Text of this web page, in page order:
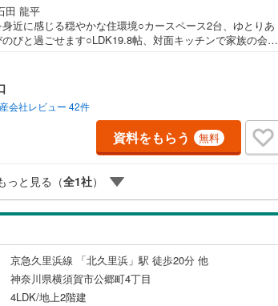
田 龍平
近に感じる穏やかな住環境○カースペース2台、ゆとりあ
びと過ごせます○LDK19.8帖、対面キッチンで家族の会話
ボーナスライトがもらえる「Yahoo！ 不動産 物件ご成
象になります。「資料をもらう」「見学予約をする」ボ
ください。※必ずYahoo！ JAPAN IDでログインしてくだ
スライトは出金と譲渡はできません。有効期限は付与日
ーーーーーーーーーーーーーーーーーーーーーーーー紹介
率/年利 0.95％（変動金利）※上記金利は 2026年8月時点
の適用金利は融資実行時のものとなります。金利情勢によ
会社レビュー 42件
資料をもらう 無料
っと見る（全1社）
京急久里浜線 「北久里浜」駅 徒歩20分 他
神奈川県横須賀市公郷町4丁目
4LDK/地上2階建